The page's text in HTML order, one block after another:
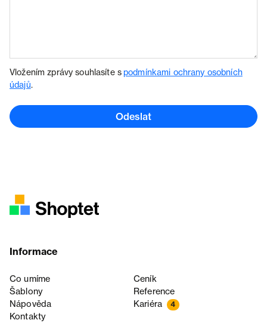
Vložením zprávy souhlasíte spodmínkami ochrany osobních
údajů.
Odeslat
Informace
Co umíme
Ceník
Šablony
Reference
Nápověda
Kariéra 4
Kontakty